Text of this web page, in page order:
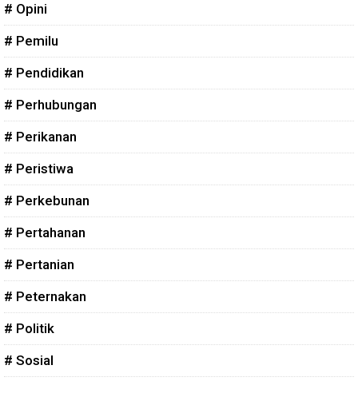
# Opini
# Pemilu
# Pendidikan
# Perhubungan
# Perikanan
# Peristiwa
# Perkebunan
# Pertahanan
# Pertanian
# Peternakan
# Politik
# Sosial